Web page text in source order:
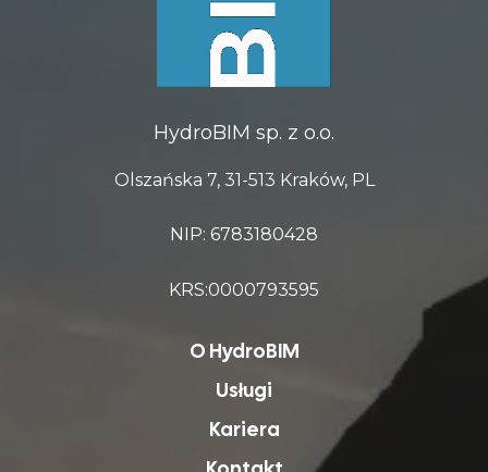
HydroBIM sp. z o.o.
Olszańska 7, 31-513 Kraków, PL
NIP: 6783180428
KRS:0000793595
O HydroBIM
Usługi
Kariera